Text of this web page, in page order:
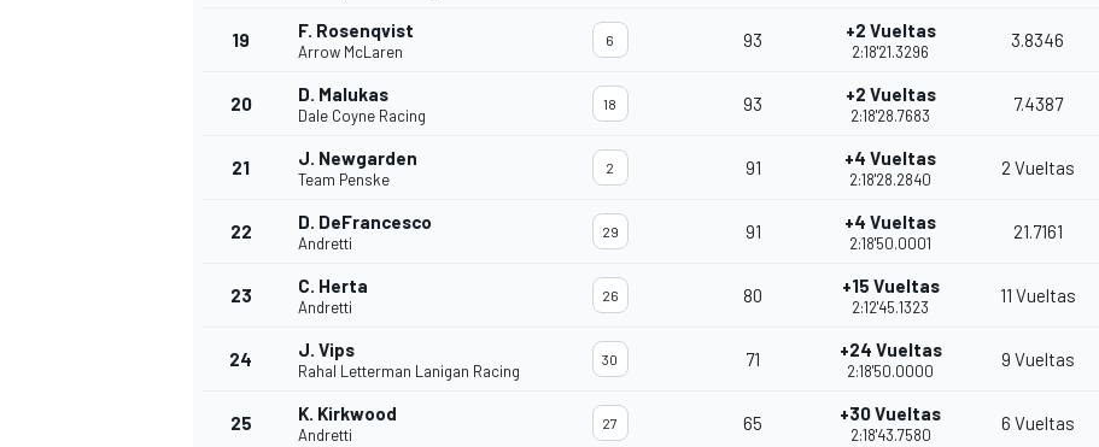
19 F. Rosenqvist
Arrow McLaren
6 93 +2 Vueltas
2:18'21.3296
3.8346
20 D. Malukas
Dale Coyne Racing
18 93 +2 Vueltas
2:18'28.7683
7.4387
21 J. Newgarden
Team Penske
2 91 +4 Vueltas
2:18'28.2840
2 Vueltas
22 D. DeFrancesco
Andretti
29 91 +4 Vueltas
2:18'50.0001
21.7161
23 C. Herta
Andretti
26 80 +15 Vueltas
2:12'45.1323
11 Vueltas
24 J. Vips
Rahal Letterman Lanigan Racing
30 71 +24 Vueltas
2:18'50.0000
9 Vueltas
25 K. Kirkwood
Andretti
27 65 +30 Vueltas
2:18'43.7580
6 Vueltas